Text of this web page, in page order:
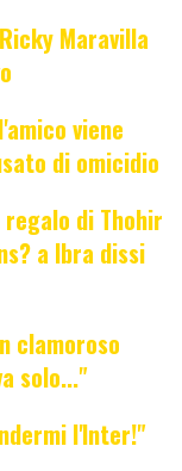
Maravilla
viene
di omicidio
di Thohir
a Ibra dissi
clamoroso
solo..."
l'Inter!"